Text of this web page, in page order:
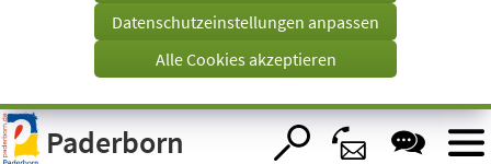
Visuelle
Assistenzsoftware
öffnen.
Tab)
Datenschutzeinstellungen anpassen
Alle Cookies akzeptieren
Paderborn